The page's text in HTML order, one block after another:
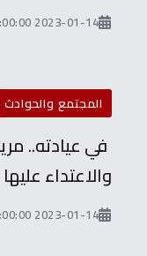
2023-01-14 07:00:00
المجتمع والحوادث
في عيادته..
والاعتداء
2023-01-14 07:00:00